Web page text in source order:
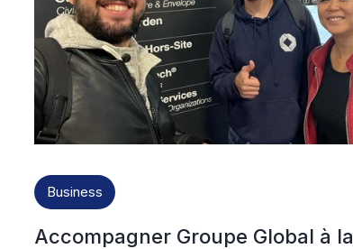
Business
Accompagner Groupe Global à la